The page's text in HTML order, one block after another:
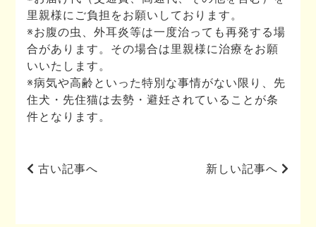
里親様にご負担をお願いしております。
※お腹の虫、外耳炎等は一度治っても再発する場
合があります。その場合は里親様に治療をお願
いいたします。
※病気や高齢といった特別な事情がない限り、先
住犬・先住猫は去勢・避妊されていることが条
件となります。
古い記事へ 新しい記事へ